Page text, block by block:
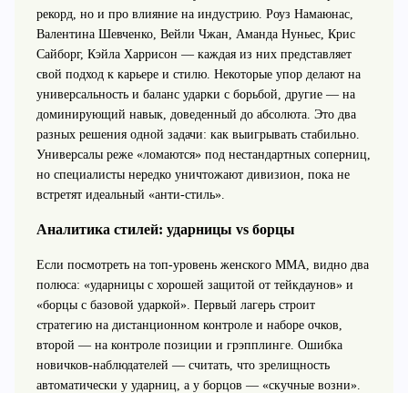
рекорд, но и про влияние на индустрию. Роуз Намаюнас,
Валентина Шевченко, Вейли Чжан, Аманда Нуньес, Крис
Сайборг, Кэйла Харрисон — каждая из них представляет
свой подход к карьере и стилю. Некоторые упор делают на
универсальность и баланс ударки с борьбой, другие — на
доминирующий навык, доведенный до абсолюта. Это два
разных решения одной задачи: как выигрывать стабильно.
Универсалы реже «ломаются» под нестандартных соперниц,
но специалисты нередко уничтожают дивизион, пока не
встретят идеальный «анти-стиль».
Аналитика стилей: ударницы vs борцы
Если посмотреть на топ-уровень женского ММА, видно два
полюса: «ударницы с хорошей защитой от тейкдаунов» и
«борцы с базовой ударкой». Первый лагерь строит
стратегию на дистанционном контроле и наборе очков,
второй — на контроле позиции и грэпплинге. Ошибка
новичков-наблюдателей — считать, что зрелищность
автоматически у ударниц, а у борцов — «скучные возни».